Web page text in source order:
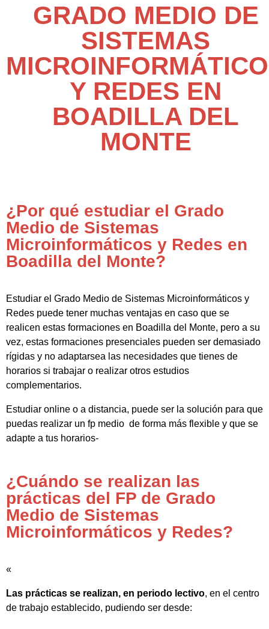
GRADO MEDIO DE
SISTEMAS
Y REDES EN
BOADILLA DEL
MONTE
¿Por qué estudiar el Grado
Medio de Sistemas
Microinformáticos y Redes en
Boadilla del Monte?
Estudiar el Grado Medio de Sistemas Microinformáticos y
Redes puede tener muchas ventajas en caso que se
realicen estas formaciones en Boadilla del Monte, pero a su
vez, estas formaciones presenciales pueden ser demasiado
rígidas y no adaptarsea las necesidades que tienes de
horarios si trabajar o realizar otros estudios
complementarios.
Estudiar online o a distancia, puede ser la solución para que
puedas realizar un fp medio de forma más flexible y que se
adapte a tus horarios-
¿Cuándo se realizan las
prácticas del FP de Grado
Medio de Sistemas
Microinformáticos y Redes?
«
Las prácticas se realizan, en periodo lectivo, en el centro
de trabajo establecido, pudiendo ser desde: